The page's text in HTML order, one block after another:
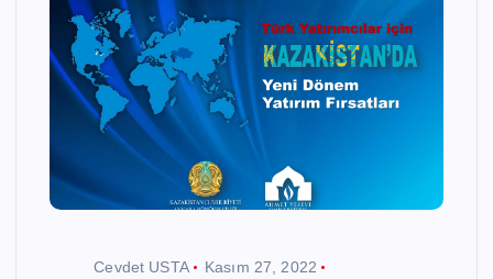
Cevdet USTA
Kasım 27, 2022